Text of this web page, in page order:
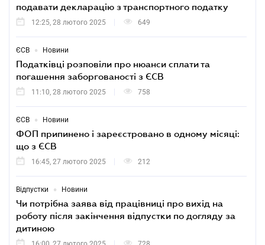
подавати декларацію з транспортного податку
12:25, 28 лютого 2025 649
ЄСВ • Новини
Податківці розповіли про нюанси сплати та
погашення заборгованості з ЄСВ
11:10, 28 лютого 2025 758
ЄСВ • Новини
ФОП припинено і зареєстровано в одному місяці:
що з ЄСВ
16:45, 27 лютого 2025 212
Відпустки • Новини
Чи потрібна заява від працівниці про вихід на
роботу після закінчення відпустки по догляду за
дитиною